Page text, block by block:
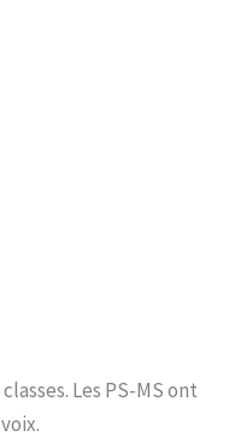
Les PS-MS ont